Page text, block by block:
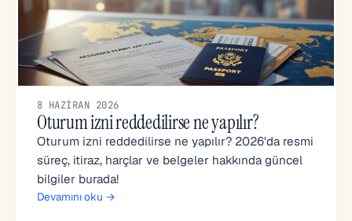
8 HAZIRAN 2026
Oturum izni reddedilirse ne yapılır?
Oturum izni reddedilirse ne yapılır? 2026'da resmi
süreç, itiraz, harçlar ve belgeler hakkında güncel
bilgiler burada!
Devamını oku →